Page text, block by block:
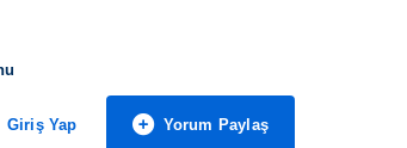
Giriş Yap Yorum Paylaş